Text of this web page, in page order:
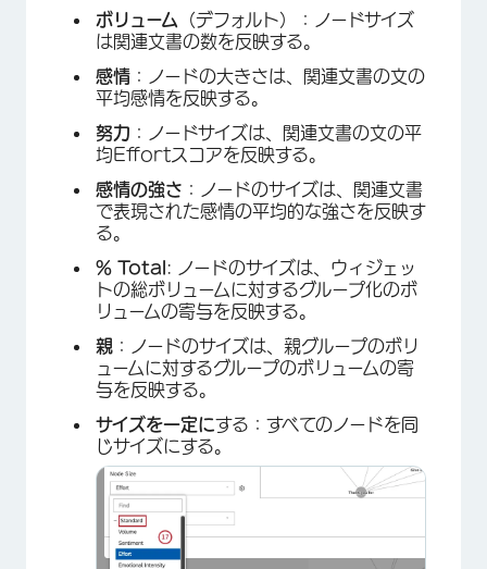
×
ボリューム
（デフォルト）：ノードサイズ
は関連文書の数を反映する。
感情 ：ノードの大きさは、関連文書の文の
平均感情を反映する。
努力 ：ノードサイズは、関連文書の文の平
均Effortスコアを反映する。
感情の強さ ：ノードのサイズは、関連文書
で表現された感情の平均的な強さを反映す
る。
% Total : ノードのサイズは、ウィジェッ
トの総ボリュームに対するグループ化のボ
リュームの寄与を反映する。
親 ：ノードのサイズは、親グループのボリ
ュームに対するグループのボリュームの寄
与を反映する。
サイズを一定にする：すべてのノードを同
じサイズにする。